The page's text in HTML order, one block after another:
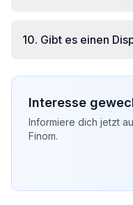
10. Gibt es einen
Interesse
Informiere dich jetzt
Finom.